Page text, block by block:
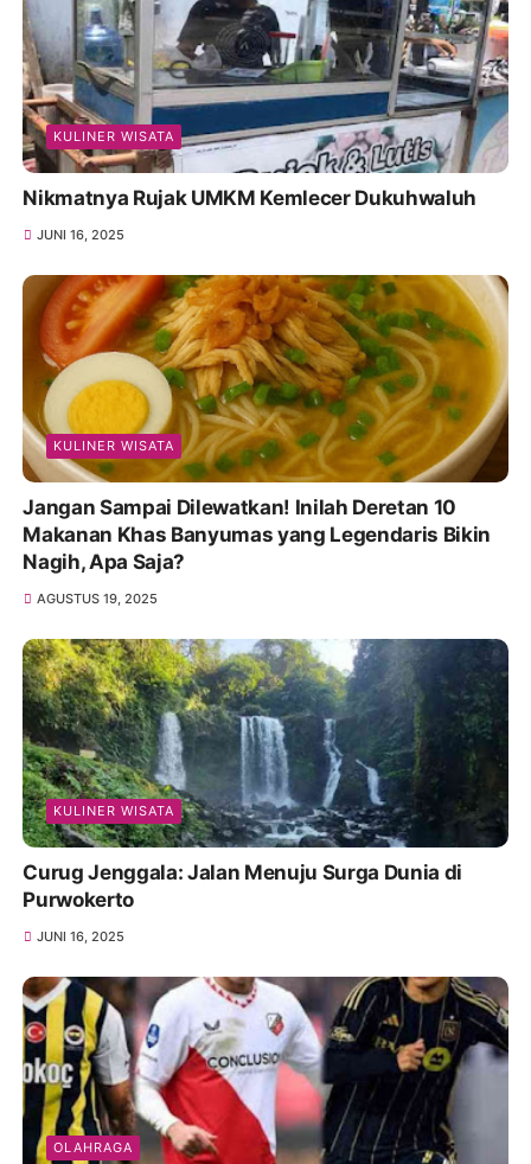
KULINER WISATA
Nikmatnya Rujak UMKM Kemlecer Dukuhwaluh
JUNI 16, 2025
KULINER WISATA
Jangan Sampai Dilewatkan! Inilah Deretan 10
Makanan Khas Banyumas yang Legendaris Bikin
Nagih, Apa Saja?
AGUSTUS 19, 2025
KULINER WISATA
Curug Jenggala: Jalan Menuju Surga Dunia di
Purwokerto
JUNI 16, 2025
OLAHRAGA